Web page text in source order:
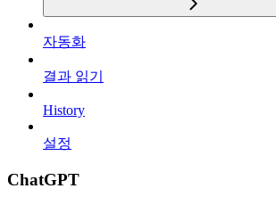
자동화
결과 읽기
History
설정
ChatGPT